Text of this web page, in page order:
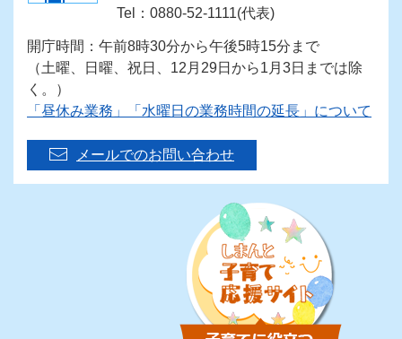
Tel：0880-52-1111(代表)
開庁時間：午前8時30分から午後5時15分まで
（土曜、日曜、祝日、12月29日から1月3日までは除
く。）
「昼休み業務」「水曜日の業務時間の延長」について
メールでのお問い合わせ